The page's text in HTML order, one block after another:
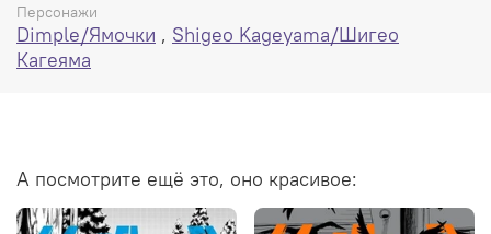
Персонажи
Dimple/Ямочки , Shigeo Kageyama/Шигео
Кагеяма
А посмотрите ещё это, оно красивое: